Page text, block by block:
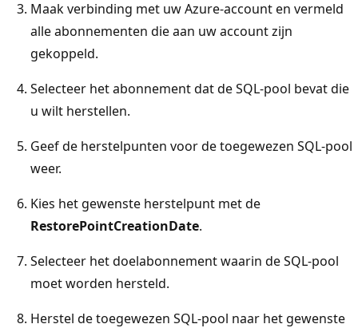
Maak verbinding met uw Azure-account en vermeld
alle abonnementen die aan uw account zijn
gekoppeld.
Selecteer het abonnement dat de SQL-pool bevat die
u wilt herstellen.
Geef de herstelpunten voor de toegewezen SQL-pool
weer.
Kies het gewenste herstelpunt met de
RestorePointCreationDate.
Selecteer het doelabonnement waarin de SQL-pool
moet worden hersteld.
Herstel de toegewezen SQL-pool naar het gewenste